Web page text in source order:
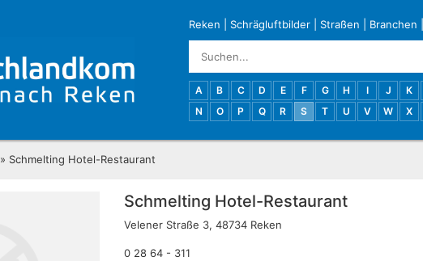
Reken Schrägluftbilder Straßen Branchen
A B C D E F G H I J K
N
O P Q R S T U V W X
» Schmelting Hotel-Restaurant
Schmelting Hotel-Restaurant
Velener Straße 3, 48734 Reken
0 28 64 - 311